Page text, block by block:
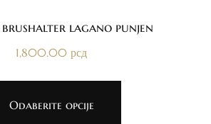
brushalter lagano punjen
1,800.00 рсд
Odaberite opcije